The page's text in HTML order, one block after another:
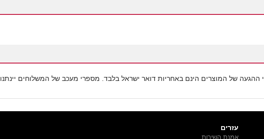
ההגעה של המוצרים הינם באחריות דואר ישראל בלבד. מספרי מעכב של המשלוחים יינתנו
עזרים
אמנת השירות